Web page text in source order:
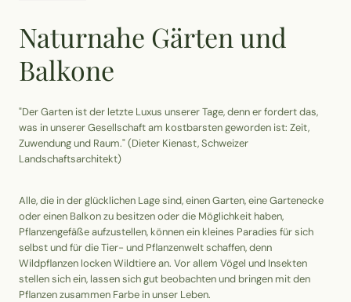
Sammelkalender
Blüten-Finder
Phänologie-Radar
Vogelstimmen
Gartenplaner
Düngeberater
Naturnahe Gärten und
Balkone
"Der Garten ist der letzte Luxus unserer Tage, denn er fordert das,
was in unserer Gesellschaft am kostbarsten geworden ist: Zeit,
Zuwendung und Raum." (Dieter Kienast, Schweizer
Landschaftsarchitekt)
Alle, die in der glücklichen Lage sind, einen Garten, eine Gartenecke
oder einen Balkon zu besitzen oder die Möglichkeit haben,
Pflanzengefäße aufzustellen, können ein kleines Paradies für sich
selbst und für die Tier- und Pflanzenwelt schaffen, denn
Wildpflanzen locken Wildtiere an. Vor allem Vögel und Insekten
stellen sich ein, lassen sich gut beobachten und bringen mit den
Pflanzen zusammen Farbe in unser Leben.